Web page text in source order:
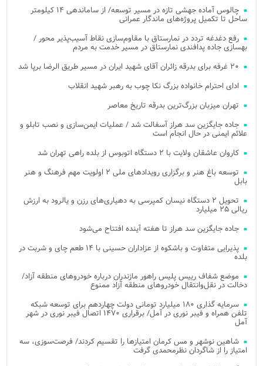
چالوس آماده جهشی تازه در مسیر توسعه/ از ساماندهی ۱۴ کیلومتر
ساحل تا تکمیل پروژه‌های ماندگار عمرانی
رفع دغدغه تردد در نمارستاق با مقاوم‌سازی نقاط آسیب‌پذیر محور /
بهسازی جاده پدافندی نمارستاق در مسیر خدمت به مردم
۲۰ غرفه برای بدرقه زائران آقای شهید ایران در مسیر طریق الرضا برپا شد
ادای احترام خانواده بزرگ نکا چوب به رهبر شهید انقلاب
تهران میزبان بزرگ‌ترین بدرقه تاریخ معاصر
جاده جایگزین سد هراز آسفالت شد / عملیات ایمن‌سازی و نصب تابلو و
علائم ایمنی در حال انجام است
کاروان عاشقان ولایت با ۲ دستگاه اتوبوس از بلده راهی تهران شد
توسعه باغ هنر و برگزاری رویدادهای ملی ۲ اولویت مهم فرهنگ و هنر
بابل
تحویل ۲ دستگاه نیسان کمپرسی به دهیاری‌های رزن و یالرود به ارزش
ریالی ۲۵ میلیارد
جاده جایگزین سد هراز تا هفته آینده افتتاح می‌شود
پذیرایی متفاوت و باشکوه از عزاداران حسینی با ۱۴ طعم چای و شربت در
بلده
موضع شفاف رییس پلیس راهور مازندران درباره خودروهای منطقه آزاد/
دخالت در نقل‌وانتقال خودروهای منطقه آزاد ممنوع
سرمایه گذاری ۱۸۰ میلیارد تومانی دولت چهاردهم برای توسعه شبکه
تلفن همراه و فیبر نوری در آمل/ برقراری ۱۴۷۰ اتصال فیبر نوری در شهر
آمل
شاهین نوشهر و مس کرمان امتیازها را تقسیم کردند/ فرصت‌سوزی، سه
امتیاز را از شاگردان نظرمحمدی گرفت